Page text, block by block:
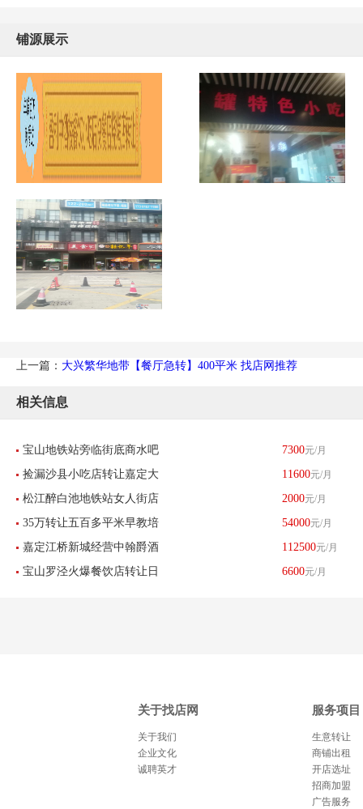
铺源展示
上一篇： 大兴繁华地带【餐厅急转】400平米 找店网推荐
相关信息
宝山地铁站旁临街底商水吧
小吃店早餐店杂货店低价转
7300元/月
捡漏沙县小吃店转让嘉定大
融城旁十字路口-已转让
11600元/月
松江醉白池地铁站女人街店
铺招租不限行业房租便宜没
2000元/月
35万转让五百多平米早教培
训机构钢琴-已转让
54000元/月
嘉定江桥新城经营中翰爵酒
店忍痛转让-已转让
112500元/月
宝山罗泾火爆餐饮店转让日 6600元/月
关于找店网
关于我们
企业文化
诚聘英才
服务项目
生意转让
商铺出租
开店选址
招商加盟
广告服务